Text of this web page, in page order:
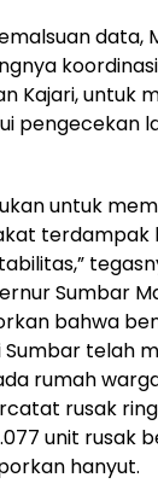
data,
Kajari, untuk
pengecekan
untuk
Sumbar
bahwa
telah
rumah
rusak
unit rusak
hanyut.